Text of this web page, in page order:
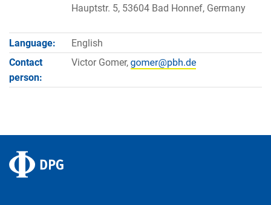
Hauptstr. 5, 53604 Bad Honnef, Germany
Language:
English
Contact
person:
Victor Gomer,